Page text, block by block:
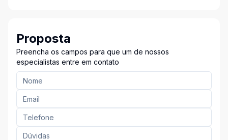
Proposta
Preencha os campos para que um de nossos
especialistas entre em contato